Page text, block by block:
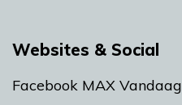
Websites & Social
Facebook MAX Vandaag